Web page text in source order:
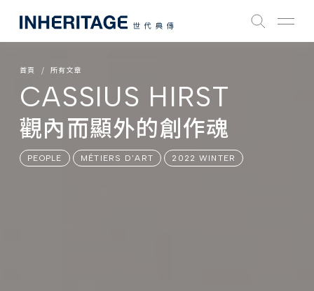
首頁 所有文章
CASSIUS HIRST
觀內而顯外的創作魂
PEOPLE MÉTIERS D'ART 2022 WINTER